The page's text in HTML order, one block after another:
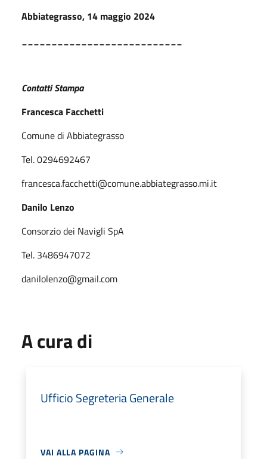
Abbiategrasso, 14 maggio 2024
Contatti Stampa
Francesca Facchetti
Comune di Abbiategrasso
Tel. 0294692467
francesca.facchetti@comune.abbiategrasso.mi.it
Danilo Lenzo
Consorzio dei Navigli SpA
Tel. 3486947072
danilolenzo@gmail.com
A cura di
Ufficio Segreteria Generale
VAI ALLA PAGINA